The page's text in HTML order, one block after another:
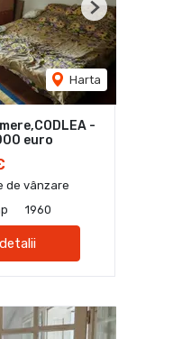
Harta
Next
-
euro
de vânzare
1960